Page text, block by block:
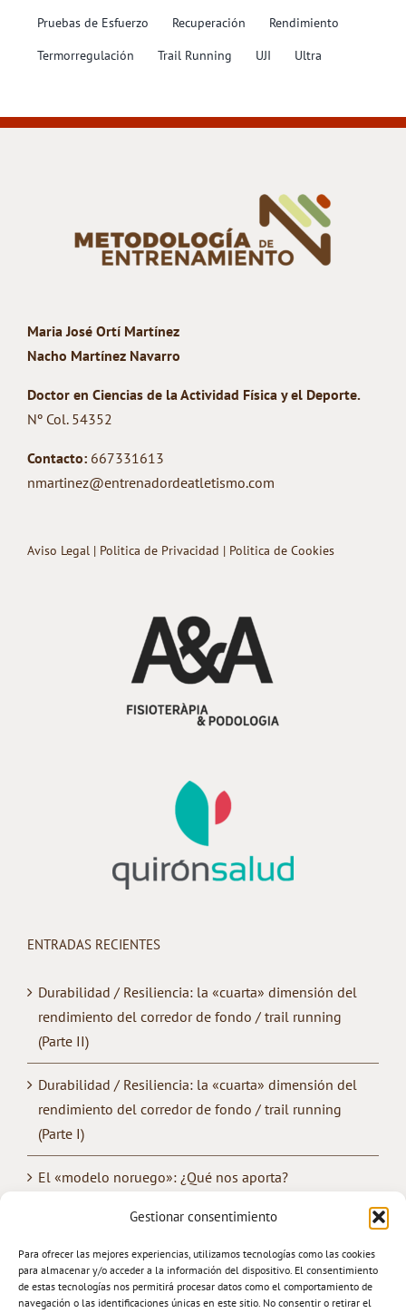
Gestionar consentimiento
Para ofrecer las mejores experiencias, utilizamos tecnologías como las cookies
para almacenar y/o acceder a la información del dispositivo. El consentimiento
de estas tecnologías nos permitirá procesar datos como el comportamiento de
navegación o las identificaciones únicas en este sitio. No consentir o retirar el
Pruebas de Esfuerzo
Recuperación
Rendimiento
Termorregulación
Trail Running UJI Ultra
Maria José Ortí Martínez
Nacho Martínez Navarro
Doctor en Ciencias de la Actividad Física y el Deporte.
Nº Col. 54352
Contacto: 667331613
nmartinez@entrenadordeatletismo.com
Aviso Legal | Politica de Privacidad | Politica de Cookies
ENTRADAS RECIENTES
Durabilidad / Resiliencia: la «cuarta» dimensión del
rendimiento del corredor de fondo / trail running
(Parte II)
Durabilidad / Resiliencia: la «cuarta» dimensión del
rendimiento del corredor de fondo / trail running
(Parte I)
El «modelo noruego»: ¿Qué nos aporta?
¿Cómo mejorar la «convivencia» entre los
Trail Running: Entrenamiento & Rendimiento